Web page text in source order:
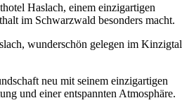
Haslach, einem einzigartigen
im Schwarzwald besonders macht.
wunderschön gelegen im Kinzigtal
neu mit seinem einzigartigen
und einer entspannten Atmosphäre.